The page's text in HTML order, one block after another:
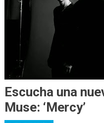
Escucha una
Muse: ‘Mercy’